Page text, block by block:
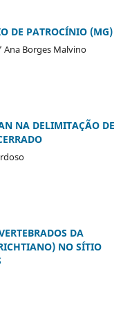
DE PATROCÍNIO (MG)
Ana Borges Malvino
NA DELIMITAÇÃO DE
DA
NO SÍTIO